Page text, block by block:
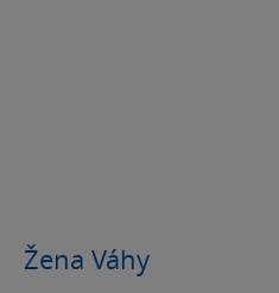
Žena Váhy